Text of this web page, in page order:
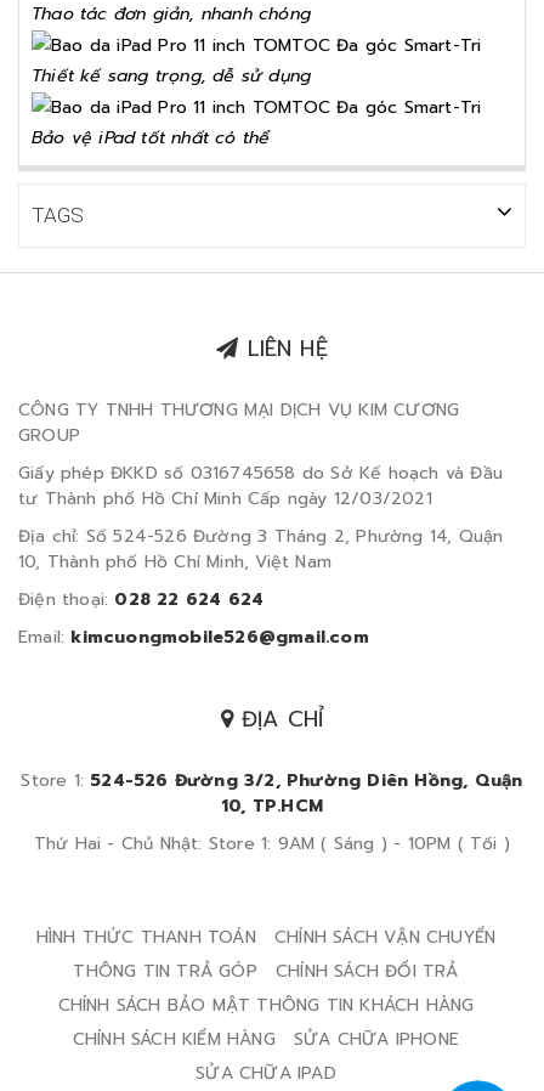
Thao tác đơn giản, nhanh chóng
Thiết kế sang trọng, dễ sử dụng
Bảo vệ iPad tốt nhất có thể
TAGS
LIÊN HỆ
CÔNG TY TNHH THƯƠNG MẠI DỊCH VỤ KIM CƯƠNG
GROUP
Giấy phép ĐKKD số 0316745658 do Sở Kế hoạch và Đầu
tư Thành phố Hồ Chí Minh Cấp ngày 12/03/2021
Địa chỉ: Số 524-526 Đường 3 Tháng 2, Phường 14, Quận
10, Thành phố Hồ Chí Minh, Việt Nam
Điện thoại: 028 22 624 624
Email: kimcuongmobile526@gmail.com
ĐỊA CHỈ
Store 1: 524-526 Đường 3/2, Phường Diên Hồng, Quận
10, TP.HCM
Thứ Hai - Chủ Nhật: Store 1: 9AM ( Sáng ) - 10PM ( Tối )
HÌNH THỨC THANH TOÁN
CHÍNH SÁCH VẬN CHUYỂN
THÔNG TIN TRẢ GÓP
CHÍNH SÁCH ĐỔI TRẢ
CHÍNH SÁCH BẢO MẬT THÔNG TIN KHÁCH HÀNG
CHÍNH SÁCH KIỂM HÀNG
SỬA CHỮA IPHONE
SỬA CHỮA IPAD